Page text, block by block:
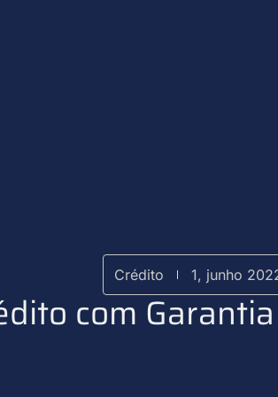
Crédito 1, junho
com